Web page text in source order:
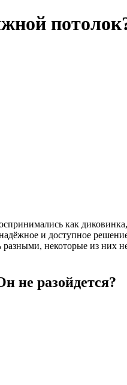
как
и доступное
некоторые из них
не разойдется?